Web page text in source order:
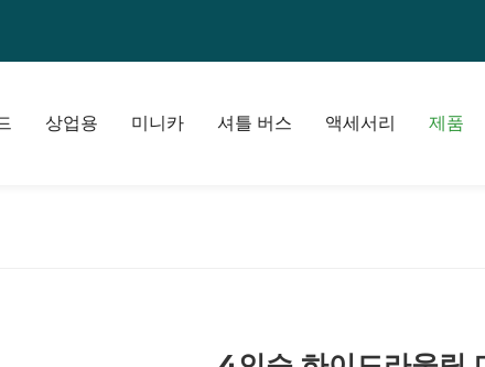
상업용 미니카 셔틀 버스 액세서리 제품